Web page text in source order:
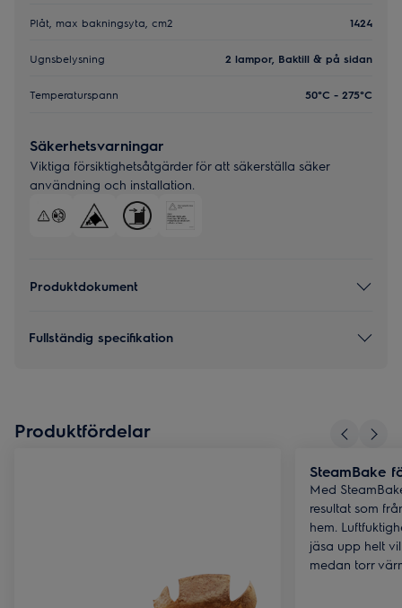
Plåt, max bakningsyta, cm2 1424
Ugnsbelysning 2 lampor, Baktill & på sidan
Temperaturspann 50°C - 275°C
Säkerhetsvarningar
Viktiga försiktighetsåtgärder för att säkerställa säker
användning och installation.
Produktdokument
Fullständig specifikation
Produktfördelar
SteamBake
Med
resultat som
hem.
jäsa upp helt
medan torr